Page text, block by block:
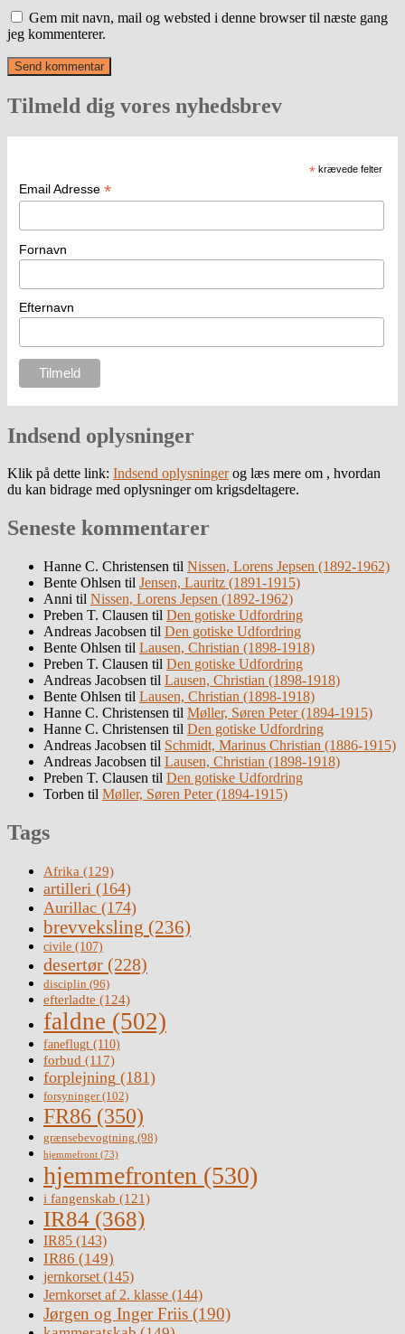
Gem mit navn, mail og websted i denne browser til næste gang
jeg kommenterer.
Tilmeld dig vores nyhedsbrev
* krævede felter
Email Adresse *
Fornavn
Efternavn
Indsend oplysninger
Klik på dette link: Indsend oplysningerog læs mere om , hvordan
du kan bidrage med oplysninger om krigsdeltagere.
Seneste kommentarer
Hanne C. Christensen til Nissen, Lorens Jepsen (1892-1962)
Bente Ohlsen til Jensen, Lauritz (1891-1915)
Anni til Nissen, Lorens Jepsen (1892-1962)
Preben T. Clausen til Den gotiske Udfordring
Andreas Jacobsen til Den gotiske Udfordring
Bente Ohlsen til Lausen, Christian (1898-1918)
Preben T. Clausen til Den gotiske Udfordring
Andreas Jacobsen til Lausen, Christian (1898-1918)
Bente Ohlsen til Lausen, Christian (1898-1918)
Hanne C. Christensen til Møller, Søren Peter (1894-1915)
Hanne C. Christensen til Den gotiske Udfordring
Andreas Jacobsen til Schmidt, Marinus Christian (1886-1915)
Andreas Jacobsen til Lausen, Christian (1898-1918)
Preben T. Clausen til Den gotiske Udfordring
Torben til Møller, Søren Peter (1894-1915)
Tags
Afrika (129)
artilleri (164)
Aurillac (174)
brevveksling (236)
civile (107)
desertør (228)
disciplin (96)
efterladte (124)
faldne (502)
faneflugt (110)
forbud (117)
forplejning (181)
forsyninger(102)
FR86 (350)
grænsebevogtning (98)
hjemmefront (73)
hjemmefronten (530)
i fangenskab (121)
IR84 (368)
IR85 (143)
IR86 (149)
jernkorset(145)
Jernkorset af 2. klasse (144)
Jørgen og Inger Friis (190)